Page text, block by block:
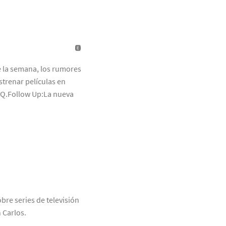
semana, los rumores
películas en
Up:La nueva
series de televisión
Carlos.